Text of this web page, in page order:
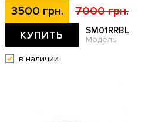
3500 грн. 7000 грн.
КУПИТЬ SM01RRBL
Модель
в наличии